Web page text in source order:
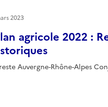
agricole 2022 :
Auvergne-Rhône-Alpes
2023